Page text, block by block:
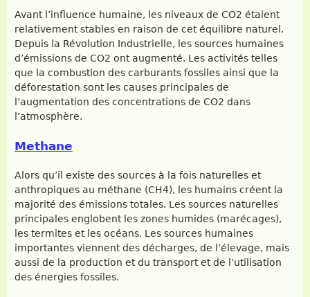
Avant l’influence humaine, les niveaux de CO2 étaient
relativement stables en raison de cet équilibre naturel.
Depuis la Révolution Industrielle, les sources humaines
d’émissions de CO2 ont augmenté. Les activités telles
que la combustion des carburants fossiles ainsi que la
déforestation sont les causes principales de
l’augmentation des concentrations de CO2 dans
l’atmosphère.
Methane
Alors qu’il existe des sources à la fois naturelles et
anthropiques au méthane (CH4), les humains créent la
majorité des émissions totales. Les sources naturelles
principales englobent les zones humides (marécages),
les termites et les océans. Les sources humaines
importantes viennent des décharges, de l’élevage, mais
aussi de la production et du transport et de l’utilisation
des énergies fossiles.